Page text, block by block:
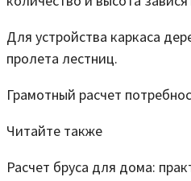
Для устройства каркаса
пролета лестниц.
Грамотный расчет
Читайте также
Расчет бруса для дома: